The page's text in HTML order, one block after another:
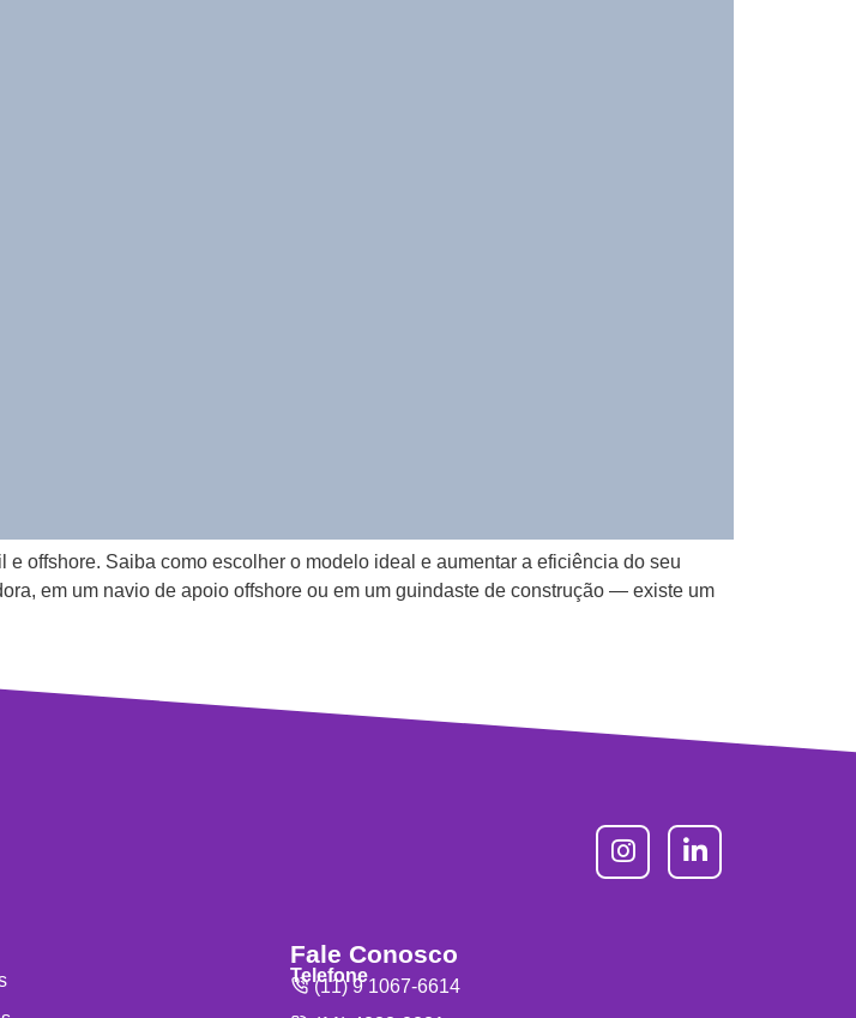
offshore. Saiba como escolher o modelo ideal e aumentar a eficiência do seu
em um navio de apoio offshore ou em um guindaste de construção — existe um
Fale Conosco
Telefone
(11) 9 1067-6614